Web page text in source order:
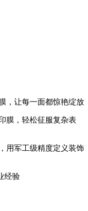
，让每一面都惊艳绽放
膜，轻松征服复杂表
用军工级精度定义装饰